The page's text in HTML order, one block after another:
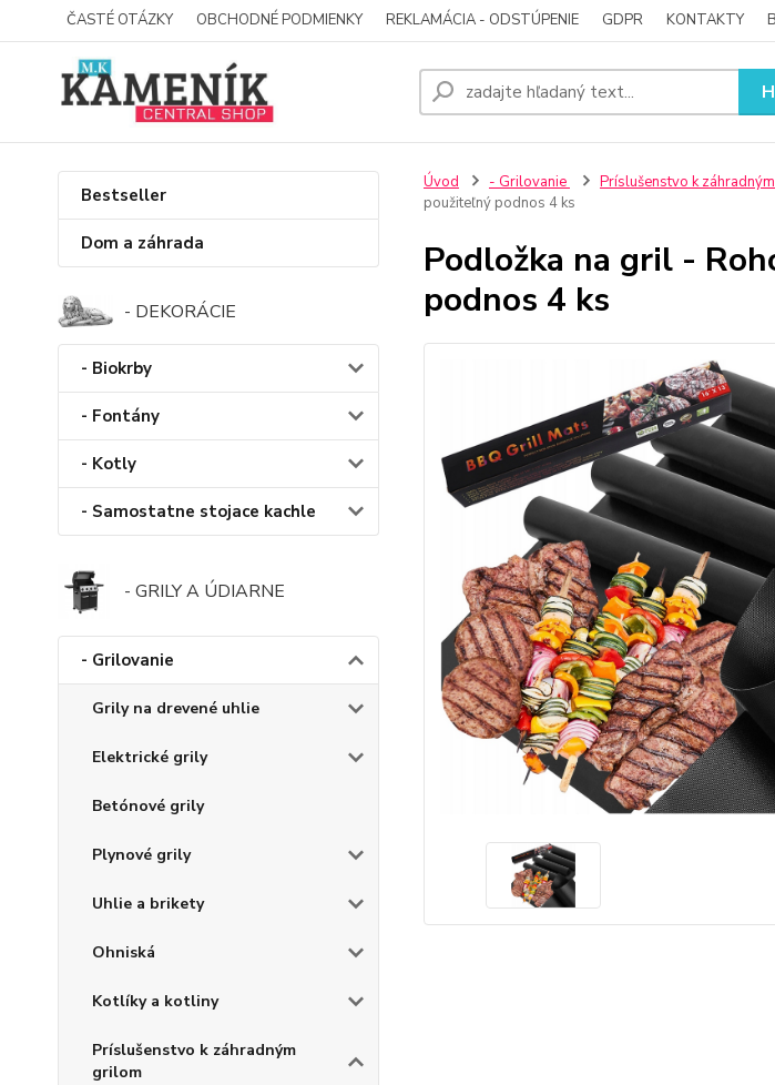
ČASTÉ OTÁZKY OBCHODNÉ PODMIENKY REKLAMÁCIA - ODSTÚPENIE GDPR KONTAKTY
Bestseller
Dom a záhrada
- DEKORÁCIE
- Biokrby
- Fontány
- Kotly
- Samostatne stojace kachle
- GRILY A ÚDIARNE
- Grilovanie
Grily na drevené uhlie
Elektrické grily
Betónové grily
Plynové grily
Uhlie a brikety
Ohniská
Kotlíky a kotliny
Príslušenstvo k záhradným
grilom
Úvod - Grilovanie Príslušenstvo k
použiteľný podnos 4 ks
Podložka na gril -
podnos 4 ks